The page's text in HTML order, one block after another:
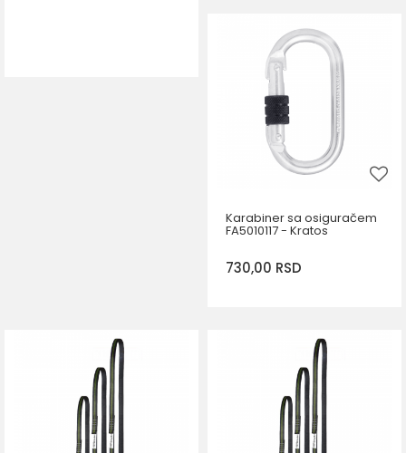
DODAJ U KORPU
Karabiner sa osiguračem
FA5010117 - Kratos
730,00 RSD
DODAJ U KORPU